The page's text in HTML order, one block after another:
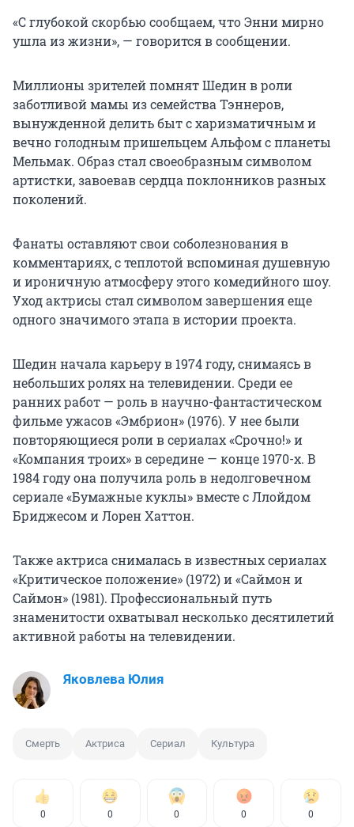
«С глубокой скорбью сообщаем, что Энни мирно
ушла из жизни», — говорится в сообщении.
Миллионы зрителей помнят Шедин в роли
заботливой мамы из семейства Тэннеров,
вынужденной делить быт с харизматичным и
вечно голодным пришельцем Альфом с планеты
Мельмак. Образ стал своеобразным символом
артистки, завоевав сердца поклонников разных
поколений.
Фанаты оставляют свои соболезнования в
комментариях, с теплотой вспоминая душевную
и ироничную атмосферу этого комедийного шоу.
Уход актрисы стал символом завершения еще
одного значимого этапа в истории проекта.
Шедин начала карьеру в 1974 году, снимаясь в
небольших ролях на телевидении. Среди ее
ранних работ — роль в научно-фантастическом
фильме ужасов «Эмбрион» (1976). У нее были
повторяющиеся роли в сериалах «Срочно!» и
«Компания троих» в середине — конце 1970-х. В
1984 году она получила роль в недолговечном
сериале «Бумажные куклы» вместе с Ллойдом
Бриджесом и Лорен Хаттон.
Также актриса снималась в известных сериалах
«Критическое положение» (1972) и «Саймон и
Саймон» (1981). Профессиональный путь
знаменитости охватывал несколько десятилетий
активной работы на телевидении.
Яковлева Юлия
Смерть Актриса Сериал Культура
0 0 0 0 0